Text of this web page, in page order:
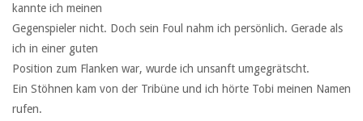
kannte ich meinen
Gegenspieler nicht. Doch sein Foul nahm ich persönlich. Gerade als
ich in einer guten
Position zum Flanken war, wurde ich unsanft umgegrätscht.
Ein Stöhnen kam von der Tribüne und ich hörte Tobi meinen Namen
rufen.